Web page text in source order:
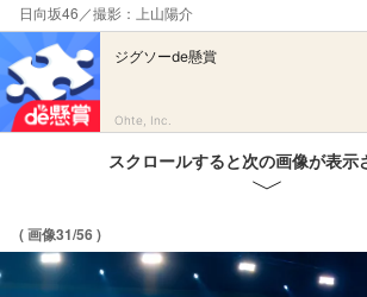
日向坂46／撮影：上山陽介
ジグソーde懸賞
Ohte, Inc.
スクロールすると次の画像が表示
( 画像31/56 )